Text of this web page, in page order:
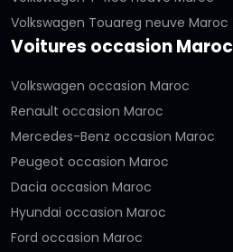
Volkswagen Touareg neuve Maroc
Voitures occasion Maroc
Volkswagen occasion Maroc
Renault occasion Maroc
Mercedes-Benz occasion Maroc
Peugeot occasion Maroc
Dacia occasion Maroc
Hyundai occasion Maroc
Ford occasion Maroc